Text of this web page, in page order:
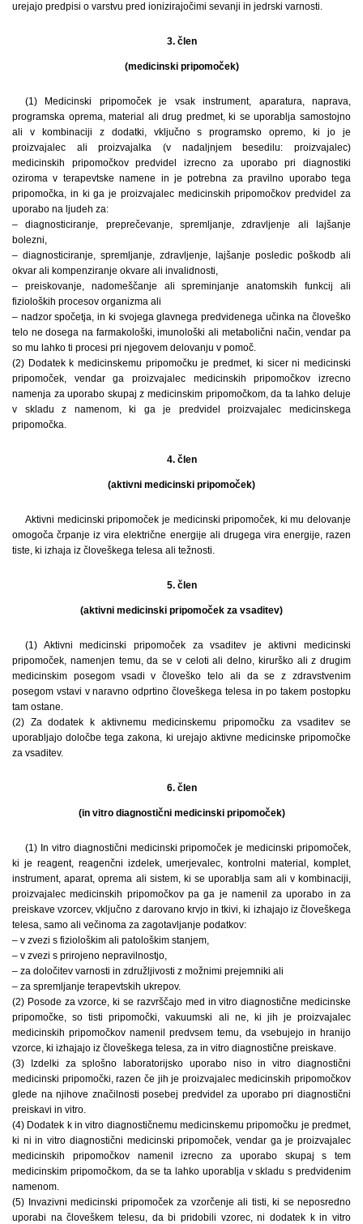
urejajo predpisi o varstvu pred ionizirajočimi sevanji in jedrski varnosti.
3. člen
(medicinski pripomoček)
(1) Medicinski pripomoček je vsak instrument, aparatura, naprava,
programska oprema, material ali drug predmet, ki se uporablja samostojno
ali v kombinaciji z dodatki, vključno s programsko opremo, ki jo je
proizvajalec ali proizvajalka (v nadaljnjem besedilu: proizvajalec)
medicinskih pripomočkov predvidel izrecno za uporabo pri diagnostiki
oziroma v terapevtske namene in je potrebna za pravilno uporabo tega
pripomočka, in ki ga je proizvajalec medicinskih pripomočkov predvidel za
uporabo na ljudeh za:
– diagnosticiranje, preprečevanje, spremljanje, zdravljenje ali lajšanje
bolezni,
– diagnosticiranje, spremljanje, zdravljenje, lajšanje posledic poškodb ali
okvar ali kompenziranje okvare ali invalidnosti,
– preiskovanje, nadomeščanje ali spreminjanje anatomskih funkcij ali
fizioloških procesov organizma ali
– nadzor spočetja, in ki svojega glavnega predvidenega učinka na človeško
telo ne dosega na farmakološki, imunološki ali metabolični način, vendar pa
so mu lahko ti procesi pri njegovem delovanju v pomoč.
(2) Dodatek k medicinskemu pripomočku je predmet, ki sicer ni medicinski
pripomoček, vendar ga proizvajalec medicinskih pripomočkov izrecno
namenja za uporabo skupaj z medicinskim pripomočkom, da ta lahko deluje
v skladu z namenom, ki ga je predvidel proizvajalec medicinskega
pripomočka.
4. člen
(aktivni medicinski pripomoček)
Aktivni medicinski pripomoček je medicinski pripomoček, ki mu delovanje
omogoča črpanje iz vira električne energije ali drugega vira energije, razen
tiste, ki izhaja iz človeškega telesa ali težnosti.
5. člen
(aktivni medicinski pripomoček za vsaditev)
(1) Aktivni medicinski pripomoček za vsaditev je aktivni medicinski
pripomoček, namenjen temu, da se v celoti ali delno, kirurško ali z drugim
medicinskim posegom vsadi v človeško telo ali da se z zdravstvenim
posegom vstavi v naravno odprtino človeškega telesa in po takem postopku
tam ostane.
(2) Za dodatek k aktivnemu medicinskemu pripomočku za vsaditev se
uporabljajo določbe tega zakona, ki urejajo aktivne medicinske pripomočke
za vsaditev.
6. člen
(in vitro diagnostični medicinski pripomoček)
(1) In vitro diagnostični medicinski pripomoček je medicinski pripomoček,
ki je reagent, reagenčni izdelek, umerjevalec, kontrolni material, komplet,
instrument, aparat, oprema ali sistem, ki se uporablja sam ali v kombinaciji,
proizvajalec medicinskih pripomočkov pa ga je namenil za uporabo in za
preiskave vzorcev, vključno z darovano krvjo in tkivi, ki izhajajo iz človeškega
telesa, samo ali večinoma za zagotavljanje podatkov:
– v zvezi s fiziološkim ali patološkim stanjem,
– v zvezi s prirojeno nepravilnostjo,
– za določitev varnosti in združljivosti z možnimi prejemniki ali
– za spremljanje terapevtskih ukrepov.
(2) Posode za vzorce, ki se razvrščajo med in vitro diagnostične medicinske
pripomočke, so tisti pripomočki, vakuumski ali ne, ki jih je proizvajalec
medicinskih pripomočkov namenil predvsem temu, da vsebujejo in hranijo
vzorce, ki izhajajo iz človeškega telesa, za in vitro diagnostične preiskave.
(3) Izdelki za splošno laboratorijsko uporabo niso in vitro diagnostični
medicinski pripomočki, razen če jih je proizvajalec medicinskih pripomočkov
glede na njihove značilnosti posebej predvidel za uporabo pri diagnostični
preiskavi in vitro.
(4) Dodatek k in vitro diagnostičnemu medicinskemu pripomočku je predmet,
ki ni in vitro diagnostični medicinski pripomoček, vendar ga je proizvajalec
medicinskih pripomočkov namenil izrecno za uporabo skupaj s tem
medicinskim pripomočkom, da se ta lahko uporablja v skladu s predvidenim
namenom.
(5) Invazivni medicinski pripomoček za vzorčenje ali tisti, ki se neposredno
uporabi na človeškem telesu, da bi pridobili vzorec, ni dodatek k in vitro